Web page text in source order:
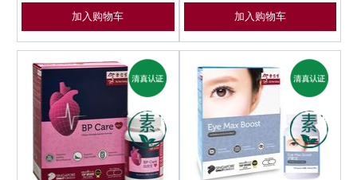
加入购物车 加入购物车